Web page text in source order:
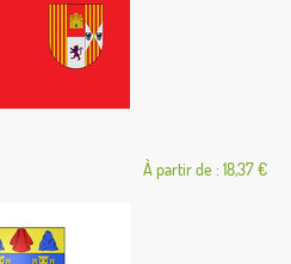
À partir de : 18,37 €